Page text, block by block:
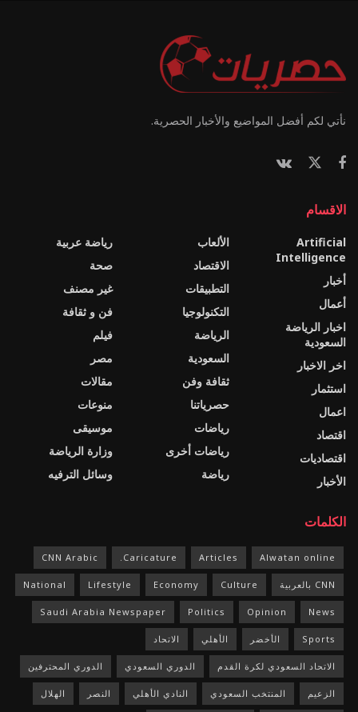
نأتي لكم أفضل المواضيع والأخبار الحصرية.
الاقسام
Artificial
Intelligence
أخبار
أعمال
اخبار الرياضة
السعودية
اخر الاخبار
استثمار
اعمال
اقتصاد
اقتصاديات
الأخبار
الألعاب
الاقتصاد
التطبيقات
التكنولوجيا
الرياضة
السعودية
ثقافة وفن
حصرياتنا
رياضات
رياضات أخرى
رياضة
رياضة عربية
صحة
غير مصنف
فن و ثقافة
فيلم
مصر
مقالات
منوعات
موسيقى
وزارة الرياضة
وسائل الترفيه
الكلمات
Alwatan online
Articles
Caricature.
CNN Arabic
CNN بالعربية Culture
Economy
Lifestyle
National
News
Opinion
Politics
Saudi Arabia Newspaper
Sports الأخضر الأهلي الاتحاد
الاتحاد السعودي لكرة القدم الدوري السعودي الدوري المحترفين
الزعيم المنتخب السعودي النادي الأهلي النصر الهلال